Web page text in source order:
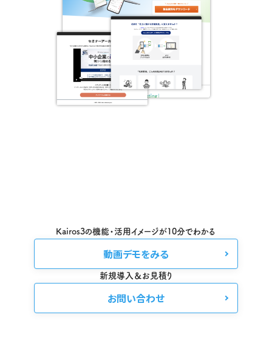
Kairos3の機能・活用イメージが10分でわかる
動画デモをみる
新規導入＆お見積り
お問い合わせ